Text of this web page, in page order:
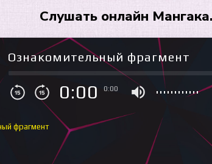
Слушать онлайн
Ознакомительный фрагмент
0:00 0:00
фрагмент